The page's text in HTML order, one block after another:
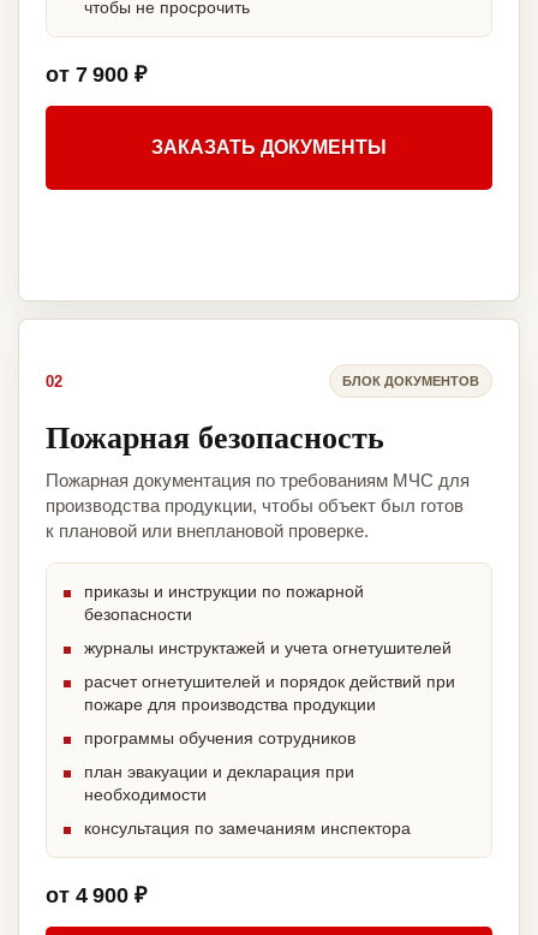
чтобы не просрочить
от 7 900 ₽
ЗАКАЗАТЬ ДОКУМЕНТЫ
02 БЛОК ДОКУМЕНТОВ
Пожарная безопасность
Пожарная документация по требованиям МЧС для
производства продукции, чтобы объект был готов
к плановой или внеплановой проверке.
приказы и инструкции по пожарной
безопасности
журналы инструктажей и учета огнетушителей
расчет огнетушителей и порядок действий при
пожаре для производства продукции
программы обучения сотрудников
план эвакуации и декларация при
необходимости
консультация по замечаниям инспектора
от 4 900 ₽